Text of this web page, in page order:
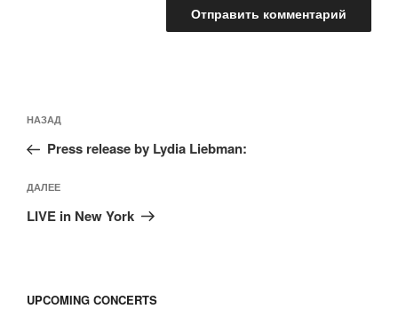
по
записям
Предыдущая
запись:
НАЗАД
Press release by Lydia Liebman:
Следующая
запись
ДАЛЕЕ
LIVE in New York
UPCOMING CONCERTS